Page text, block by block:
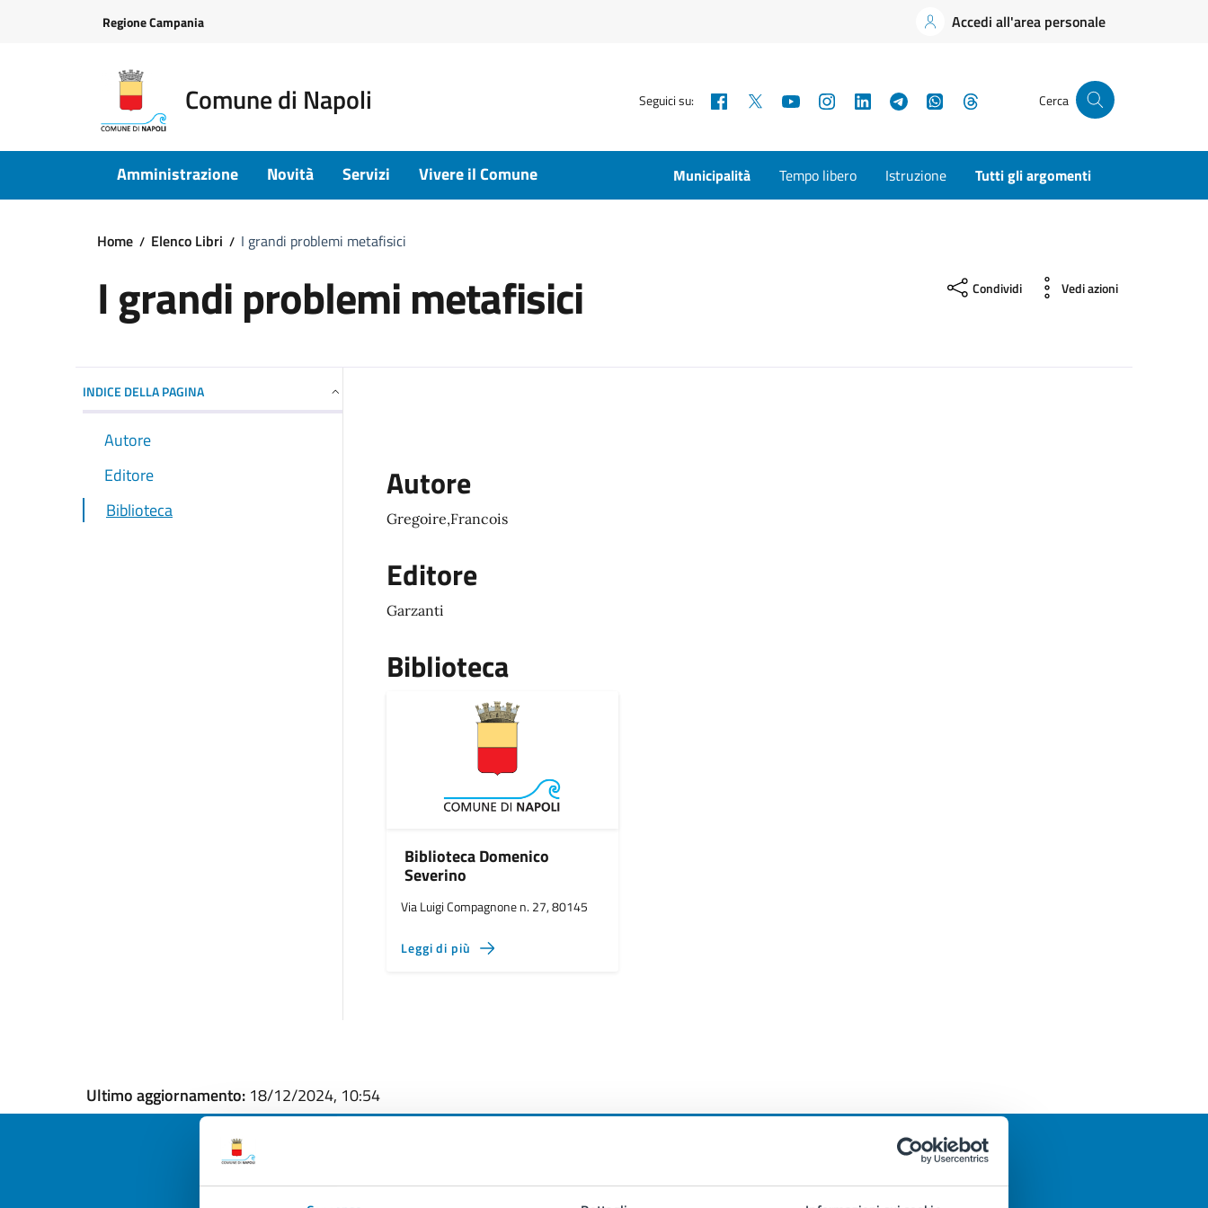
Regione Campania Accedi all'area personale
Comune di Napoli Seguici su: Facebook YouTubeInstagramLinkedInTelegramWhatsApp Cerca
Amministrazione Novità Servizi Vivere il Comune Municipalità Tempo libero Istruzione Tutti gli argomenti
Home Elenco Libri I grandi problemi metafisici
I grandi problemi metafisici Condividi Vedi azioni
INDICE DELLA PAGINA
Autore
Editore
Biblioteca
Autore
Gregoire,Francois
Editore
Garzanti
Biblioteca
Biblioteca Domenico
Severino
Via Luigi Compagnone n. 27, 80145
Leggi di più
Ultimo aggiornamento: 18/12/2024, 10:54